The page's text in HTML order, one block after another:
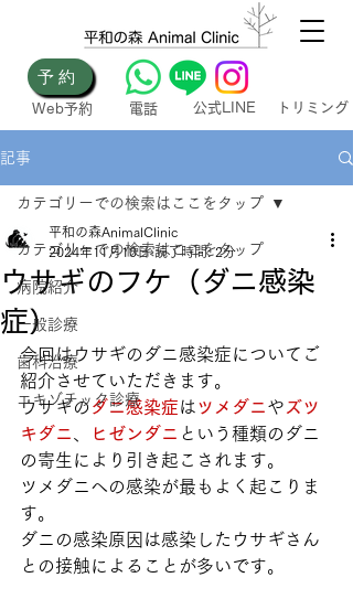
​公式LINE トリミング
予約
Web​予約​ 電話
記事
カテゴリーでの検索はここをタップ
病院紹介
一般診療
歯科治療
エキゾチック診療
カテゴリーでの検索はここをタップ
ウサギのフケ（ダニ感染
症）
平和の森AnimalClinic
2024年11月10日 読了時間: 2分
今回はウサギのダニ感染症についてご
紹介させていただきます。
ウサギのダニ感染症は ツメダニや ズツ
キダニ
ヒゼンダニ という種類のダニ
の寄生により引き起こされます。
ツメダニへの感染が最もよく起こりま
す。
ダニの感染原因は感染したウサギさん
との接触によることが多いです。